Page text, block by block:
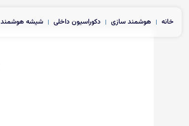
خانه هوشمند سازی دکوراسیون داخلی شیشه هوشمند